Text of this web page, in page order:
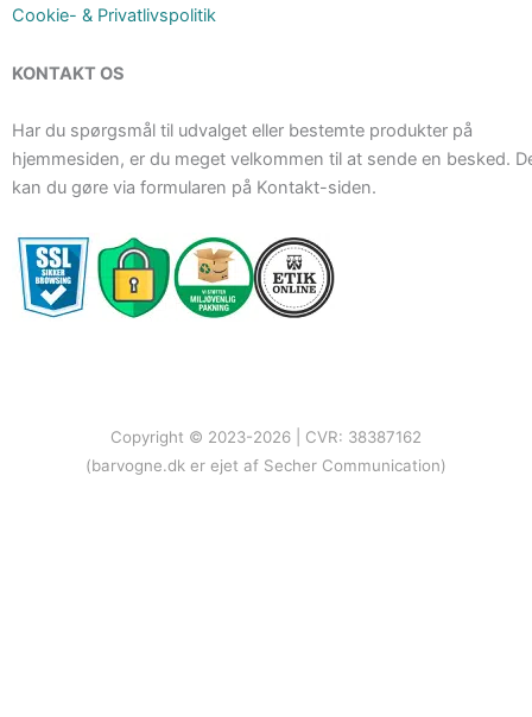
Cookie- & Privatlivspolitik
KONTAKT OS
Har du spørgsmål til udvalget eller bestemte produkter på
hjemmesiden, er du meget velkommen til at sende en besked.
kan du gøre via formularen på Kontakt-siden.
Copyright © 2023-2026 | CVR: 38387162
(barvogne.dk er ejet af Secher Communication)